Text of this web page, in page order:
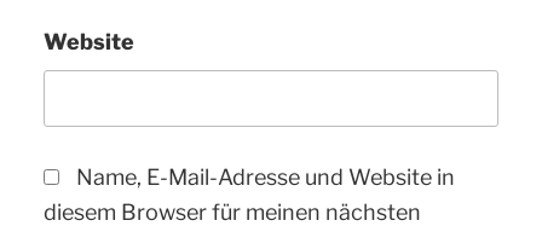
Website
Name, E-Mail-Adresse und Website in
diesem Browser für meinen nächsten